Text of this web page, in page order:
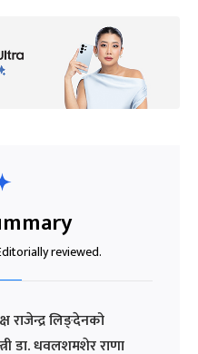
reviewed.
राजेन्द्र लिङ्देनको
डा. धवलशमशेर राणा